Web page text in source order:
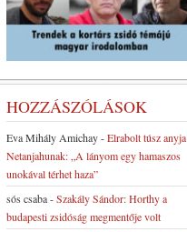
HOZZÁSZÓLÁSOK
Eva Mihály Amichay-Elrabolt túsz anyja
Netanjahunak: „A lányom egy hamaszos
unokával térhet haza”
sós csaba-Szakály Sándor: Horthy a
budapesti zsidóság megmentője volt